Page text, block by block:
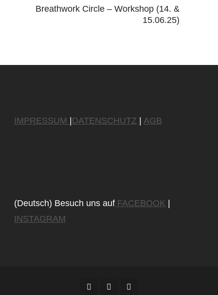
Breathwork Circle – Workshop (14. &
15.06.25)
IMPRESSUM |DATENSCHUTZ | AGB
(Deutsch) Besuch uns auf FACEBOOK |
INSTAGRAM